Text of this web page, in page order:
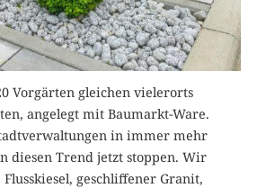
Vorgärten gleichen vielerorts
angelegt mit Baumarkt-Ware.
in immer mehr
diesen Trend jetzt stoppen. Wir
geschliffener Granit,